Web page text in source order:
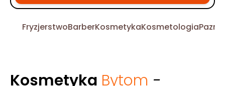
FryzjerstwoBarberKosmetykaKosmetologia
Kosmetyka Bytom -